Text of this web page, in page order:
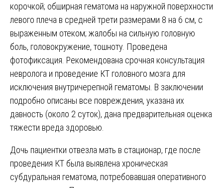
корочкой; обширная гематома на наружной поверхности
левого плеча в средней трети размерами 8 на 6 см, с
выраженным отеком; жалобы на сильную головную
боль, головокружение, тошноту. Проведена
фотофиксация. Рекомендована срочная консультация
невролога и проведение КТ головного мозга для
исключения внутричерепной гематомы. В заключении
подробно описаны все повреждения, указана их
давность (около 2 суток), дана предварительная оценка
тяжести вреда здоровью.
Дочь пациентки отвезла мать в стационар, где после
проведения КТ была выявлена хроническая
субдуральная гематома, потребовавшая оперативного